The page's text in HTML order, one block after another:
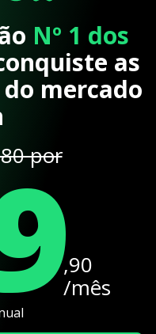
Nº 1 dos
as
mercado
por
,90
/mês